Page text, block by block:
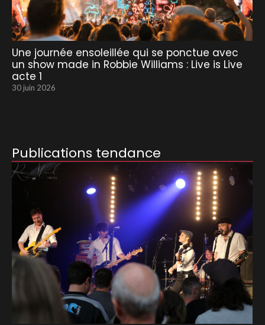
Une journée ensoleillée qui se ponctue avec
un show made in Robbie Williams : Live is Live
acte 1
30 juin 2026
Publications tendance